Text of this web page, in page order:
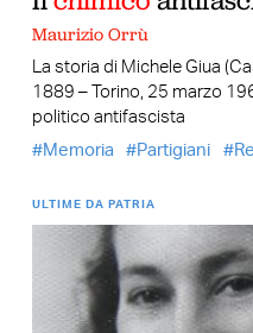
Maurizio Orrù
La storia di Michele Giua
1889 – Torino, 25 marzo
politico antifascista
Memoria
Partigiani
ULTIME DA PATRIA